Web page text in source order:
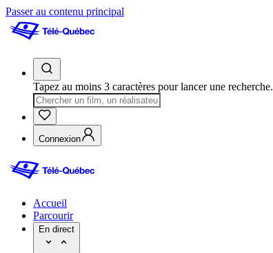
Passer au contenu principal
Tapez au moins 3 caractères pour lancer une recherche.
Connexion
Accueil
Parcourir
En direct